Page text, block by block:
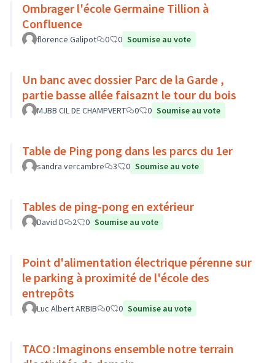
Ombrager l'école Germaine Tillion à
Confluence
florence Galipot 0 0 Soumise au vote
Un banc avec dossier Parc de la Garde ,
partie basse allée faisaznt le tour du bois
MJBB CIL DE CHAMPVERT 0 0 Soumise au vote
Table de Ping pong dans les parcs du 1er
sandra vercambre 3 0 Soumise au vote
Tables de ping-pong en extérieur
David D 2 0 Soumise au vote
Point d'alimentation électrique pérenne sur
le parking à proximité de l'école des
entrepôts
Luc Albert ARBIB 0 0 Soumise au vote
TACO :Imaginons ensemble notre terrain